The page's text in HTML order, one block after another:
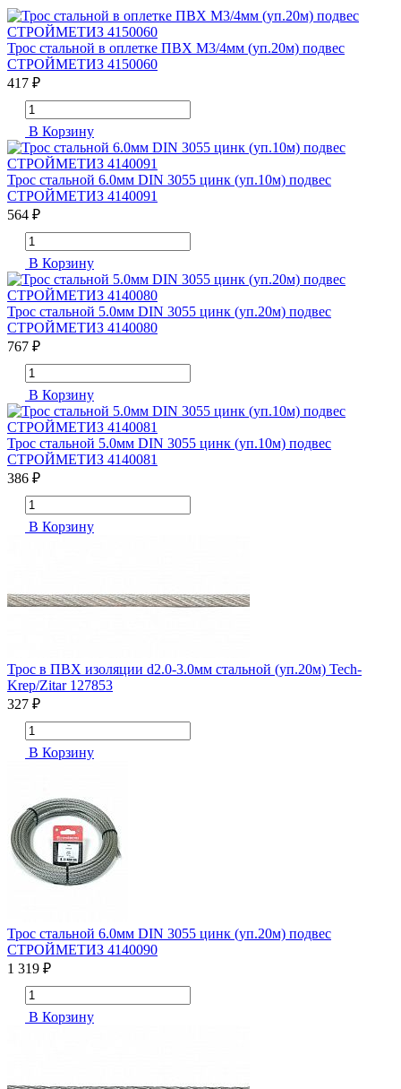
Трос стальной в оплетке ПВХ М3/4мм (уп.20м) подвес
СТРОЙМЕТИЗ 4150060
417 ₽
В Корзину
Трос стальной 6.0мм DIN 3055 цинк (уп.10м) подвес
СТРОЙМЕТИЗ 4140091
564 ₽
В Корзину
Трос стальной 5.0мм DIN 3055 цинк (уп.20м) подвес
СТРОЙМЕТИЗ 4140080
767 ₽
В Корзину
Трос стальной 5.0мм DIN 3055 цинк (уп.10м) подвес
СТРОЙМЕТИЗ 4140081
386 ₽
В Корзину
Трос в ПВХ изоляции d2.0-3.0мм стальной (уп.20м) Tech-
Krep/Zitar 127853
327 ₽
В Корзину
Трос стальной 6.0мм DIN 3055 цинк (уп.20м) подвес
СТРОЙМЕТИЗ 4140090
1 319 ₽
В Корзину